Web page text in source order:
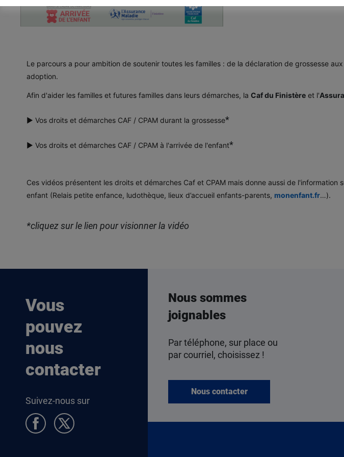
Le parcours a pour ambition de soutenir toutes les familles : de la déclaration de grossesse
adoption.
Afin d'aider les familles et futures familles dans leurs démarches, la Caf du Finistère et l'
▶️ Vos droits et démarches CAF / CPAM durant la grossesse*
▶️ Vos droits et démarches CAF / CPAM à l'arrivée de l'enfant*
Ces vidéos présentent les droits et démarches Caf et CPAM mais donne aussi de
enfant (Relais petite enfance, ludothèque, lieux d’accueil enfants-parents, monenfant.fr…).
*cliquez sur le lien pour visionner la vidéo
Vous
pouvez
nous
contacter
Suivez-nous sur
Nous sommes
joignables
Par téléphone, sur place ou
par courriel, choisissez !
Nous contacter